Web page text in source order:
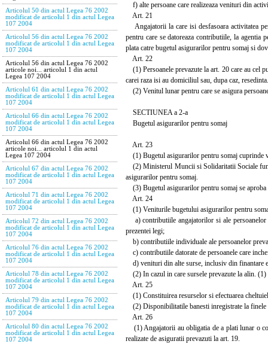
Articolul 50 din actul Legea 76 2002
modificat de articolul 1 din actul Legea
107 2004
Articolul 56 din actul Legea 76 2002
modificat de articolul 1 din actul Legea
107 2004
Articolul 56 din actul Legea 76 2002
articole noi... articolul 1 din actul
Legea 107 2004
Articolul 61 din actul Legea 76 2002
modificat de articolul 1 din actul Legea
107 2004
Articolul 66 din actul Legea 76 2002
modificat de articolul 1 din actul Legea
107 2004
Articolul 66 din actul Legea 76 2002
articole noi... articolul 1 din actul
Legea 107 2004
Articolul 67 din actul Legea 76 2002
modificat de articolul 1 din actul Legea
107 2004
Articolul 71 din actul Legea 76 2002
modificat de articolul 1 din actul Legea
107 2004
Articolul 72 din actul Legea 76 2002
modificat de articolul 1 din actul Legea
107 2004
Articolul 76 din actul Legea 76 2002
modificat de articolul 1 din actul Legea
107 2004
Articolul 78 din actul Legea 76 2002
modificat de articolul 1 din actul Legea
107 2004
Articolul 79 din actul Legea 76 2002
modificat de articolul 1 din actul Legea
107 2004
Articolul 80 din actul Legea 76 2002
modificat de articolul 1 din actul Legea
107 2004
f) alte persoane care realizeaza venituri din
Art. 21
Angajatorii la care isi desfasoara activitatea
pentru care se datoreaza contributiile, la
plata catre bugetul asigurarilor pentru somaj si
Art. 22
(1) Persoanele prevazute la art. 20 care au cel
carei raza isi au domiciliul sau, dupa caz, resedinta.
(2) Venitul lunar pentru care se asigura
SECTIUNEA a 2-a
Bugetul asigurarilor pentru somaj
Art. 23
(1) Bugetul asigurarilor pentru somaj cuprinde
(2) Ministerul Muncii si Solidaritatii Sociale
asigurarilor pentru somaj.
(3) Bugetul asigurarilor pentru somaj se
Art. 24
(1) Veniturile bugetului asigurarilor pentru
a) contributiile angajatorilor si ale persoanelor
prezentei legi;
b) contributiile individuale ale persoanelor
c) contributiile datorate de persoanele care
d) venituri din alte surse, inclusiv din finantare
(2) In cazul in care sursele prevazute la alin.
Art. 25
(1) Constituirea resurselor si efectuarea
(2) Disponibilitatile banesti inregistrate la finele
Art. 26
(1) Angajatorii au obligatia de a plati lunar o
realizate de asiguratii prevazuti la art. 19.